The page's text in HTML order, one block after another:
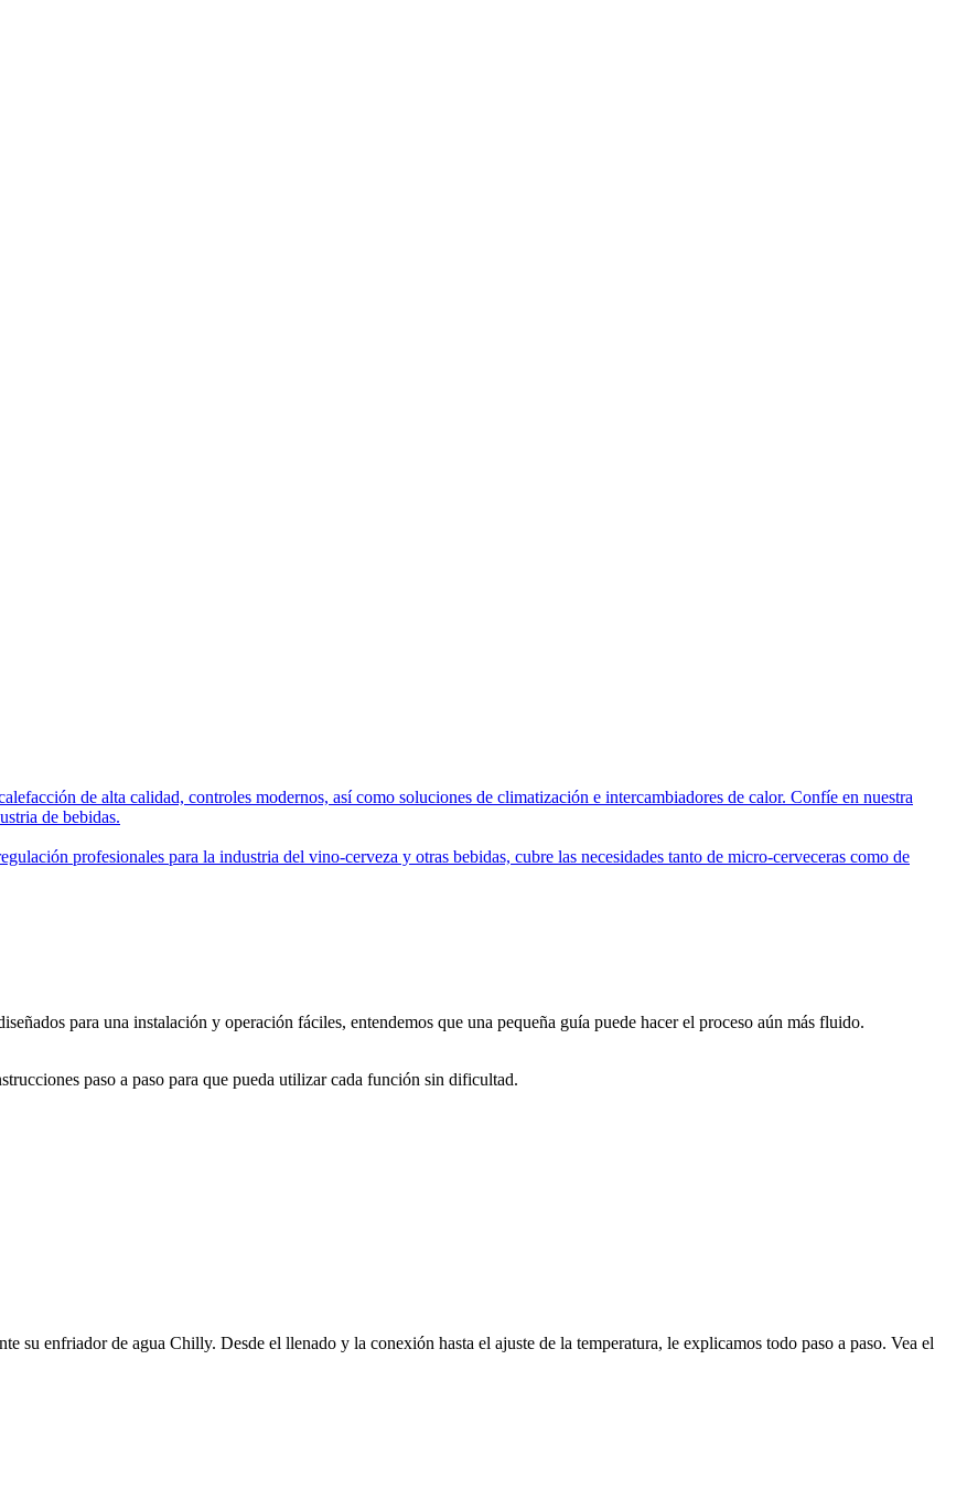
de alta calidad, controles modernos, así como soluciones de climatización e intercambiadores de calor. Confíe en nuestra
de bebidas.
profesionales para la industria del vino-cerveza y otras bebidas, cubre las necesidades tanto de micro-cerveceras como de
para una instalación y operación fáciles, entendemos que una pequeña guía puede hacer el proceso aún más fluido.
paso a paso para que pueda utilizar cada función sin dificultad.
su enfriador de agua Chilly. Desde el llenado y la conexión hasta el ajuste de la temperatura, le explicamos todo paso a paso. Vea el